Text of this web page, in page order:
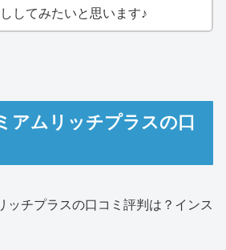
してみたいと思います♪
アムリッチプラスの口
ッチプラスの口コミ評判は？インス